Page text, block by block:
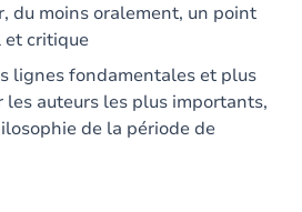
du moins oralement, un point
et critique
lignes fondamentales et plus
les auteurs les plus importants,
de la période de